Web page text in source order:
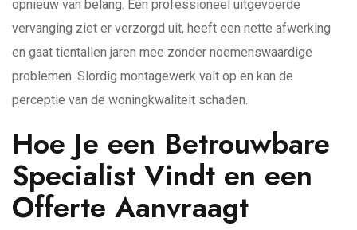
opnieuw van belang. Een professioneel uitgevoerde
vervanging ziet er verzorgd uit, heeft een nette afwerking
en gaat tientallen jaren mee zonder noemenswaardige
problemen. Slordig montagewerk valt op en kan de
perceptie van de woningkwaliteit schaden.
Hoe Je een Betrouwbare
Specialist Vindt en een
Offerte Aanvraagt